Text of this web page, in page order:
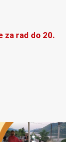
za rad do 20.